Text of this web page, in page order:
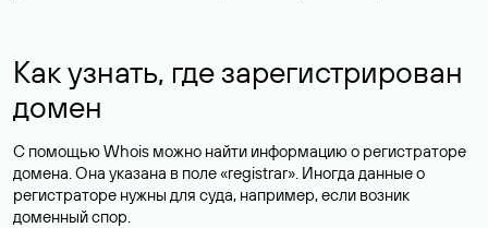
Как узнать, где зарегистрирован
домен
С помощью Whois можно найти информацию о регистраторе
домена. Она указана в поле «registrar». Иногда данные о
регистраторе нужны для суда, например, если возник
доменный спор.